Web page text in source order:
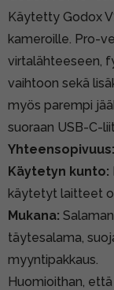
Käytetty Godox
kameroille. Pro-
virtalähteeseen,
vaihtoon sekä
myös parempi
suoraan USB-C-
Yhteensopivuus:
Käytetyn kunto:
käytetyt laitteet
Mukana:
täytesalama,
myyntipakkaus.
Huomioithan,